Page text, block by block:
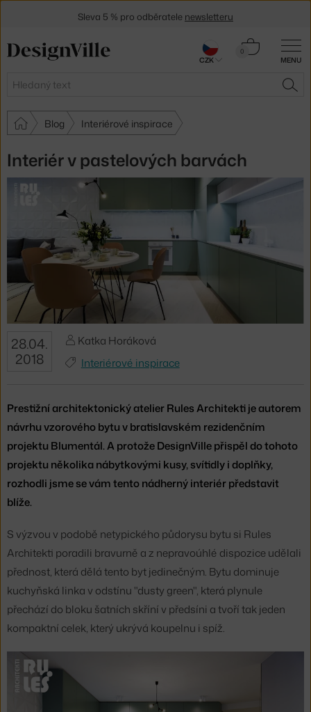
MENU
Hledat
0
Košík
Blog Interiérové inspirace
Interiér v pastelových barvách
28.04.
2018
Katka Horáková
Interiérové inspirace
Prestižní architektonický atelier Rules Architekti je autorem
návrhu vzorového bytu v bratislavském rezidenčním
projektu Blumentál. A protože DesignVille přispěl do tohoto
projektu několika nábytkovými kusy, svítidly i doplňky,
rozhodli jsme se vám tento nádherný interiér představit
blíže.
S výzvou v podobě netypického půdorysu bytu si Rules
Architekti poradili bravurně a z nepravoúhlé dispozice udělali
přednost, která dělá tento byt jedinečným. Bytu dominuje
kuchyňská linka v odstínu "dusty green", která plynule
přechází do bloku šatních skříní v předsíni a tvoří tak jeden
kompaktní celek, který ukrývá koupelnu i spíž.
Sleva 5 % pro odběratele newsletteru
CZK